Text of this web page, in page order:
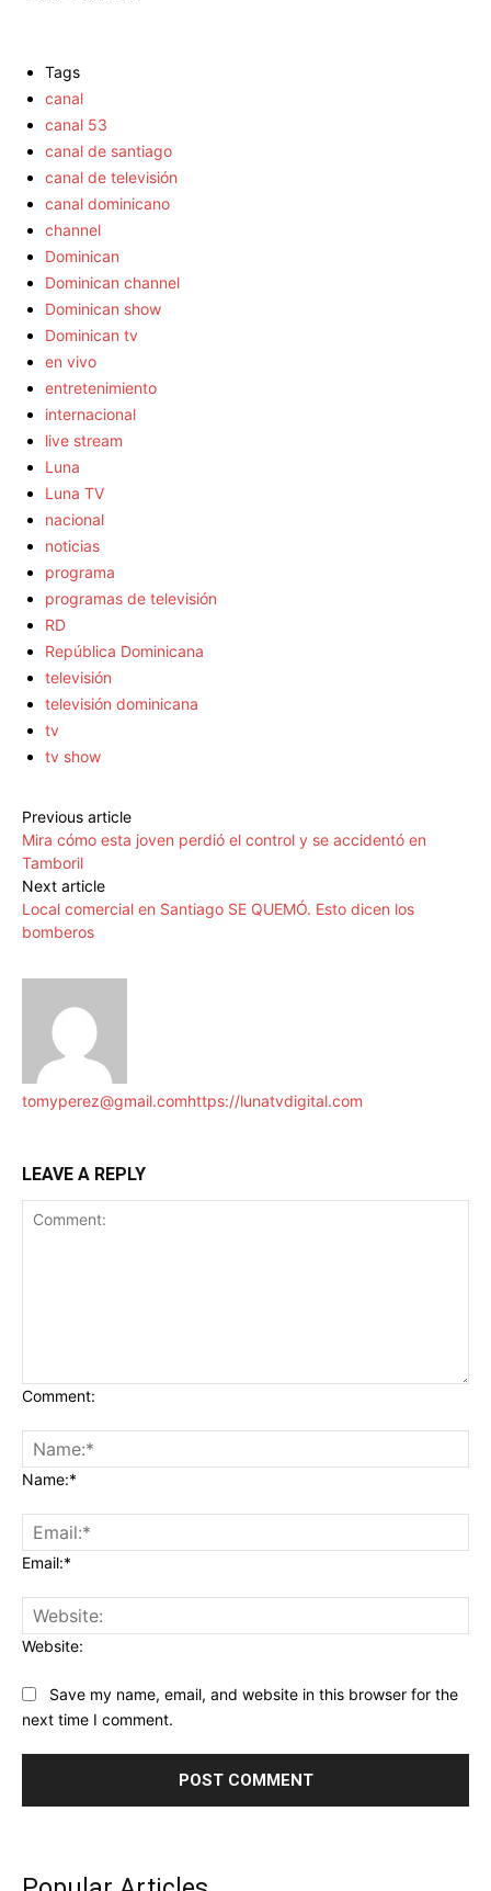
Tags
canal
canal 53
canal de santiago
canal de televisión
canal dominicano
channel
Dominican
Dominican channel
Dominican show
Dominican tv
en vivo
entretenimiento
internacional
live stream
Luna
Luna TV
nacional
noticias
programa
programas de televisión
RD
República Dominicana
televisión
televisión dominicana
tv
tv show
Previous article
Mira cómo esta joven perdió el control y se accidentó en
Tamboril
Next article
Local comercial en Santiago SE QUEMÓ. Esto dicen los
bomberos
tomyperez@gmail.comhttps://lunatvdigital.com
LEAVE A REPLY
Comment:
Name:*
Email:*
Website:
Save my name, email, and website in this browser for the
next time I comment.